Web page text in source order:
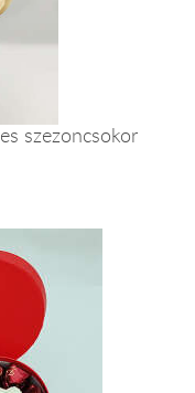
szezoncsokor